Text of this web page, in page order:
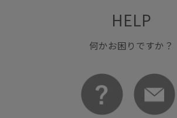
HELP
何かお困りですか？